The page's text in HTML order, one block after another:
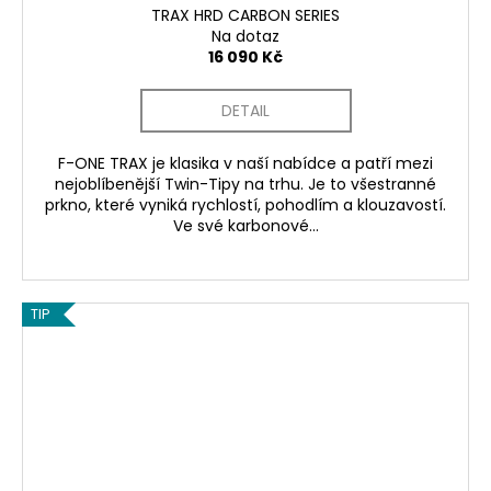
TRAX HRD CARBON SERIES
Na dotaz
16 090 Kč
DETAIL
F-ONE TRAX je klasika v naší nabídce a patří mezi
nejoblíbenější Twin-Tipy na trhu. Je to všestranné
prkno, které vyniká rychlostí, pohodlím a klouzavostí.
Ve své karbonové...
TIP